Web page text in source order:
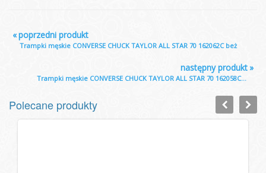
«poprzedni produkt
Trampki męskie CONVERSE CHUCK TAYLOR ALL STAR 70 162062C beż
»
następny produkt
Trampki męskie CONVERSE CHUCK TAYLOR ALL STAR 70 162058C...
Polecane produkty